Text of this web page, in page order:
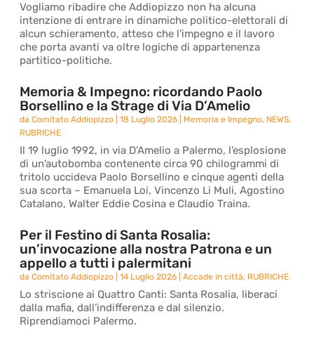
Vogliamo ribadire che Addiopizzo non ha alcuna
intenzione di entrare in dinamiche politico-elettorali di
alcun schieramento, atteso che l’impegno e il lavoro
che porta avanti va oltre logiche di appartenenza
partitico-politiche.
Memoria & Impegno: ricordando Paolo
Borsellino e la Strage di Via D’Amelio
daComitato Addiopizzo |18 Luglio 2026 Memoria e Impegno, NEWS,
RUBRICHE
Il 19 luglio 1992, in via D’Amelio a Palermo, l’esplosione
di un’autobomba contenente circa 90 chilogrammi di
tritolo uccideva Paolo Borsellino e cinque agenti della
sua scorta – Emanuela Loi, Vincenzo Li Muli, Agostino
Catalano, Walter Eddie Cosina e Claudio Traina.
Per il Festino di Santa Rosalia:
un’invocazione alla nostra Patrona e un
appello a tutti i palermitani
daComitato Addiopizzo |14 Luglio 2026 |Accade in città, RUBRICHE
Lo striscione ai Quattro Canti: Santa Rosalia, liberaci
dalla mafia, dall’indifferenza e dal silenzio.
Riprendiamoci Palermo.